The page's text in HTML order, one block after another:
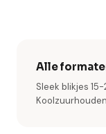
Alle
Sleek blikjes